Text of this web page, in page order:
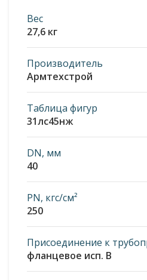
Вес
27,6 кг
Производитель
Армтехстрой
Таблица фигур
31лс45нж
DN, мм
40
PN, кгс/см²
250
Присоединение к
фланцевое исп. В